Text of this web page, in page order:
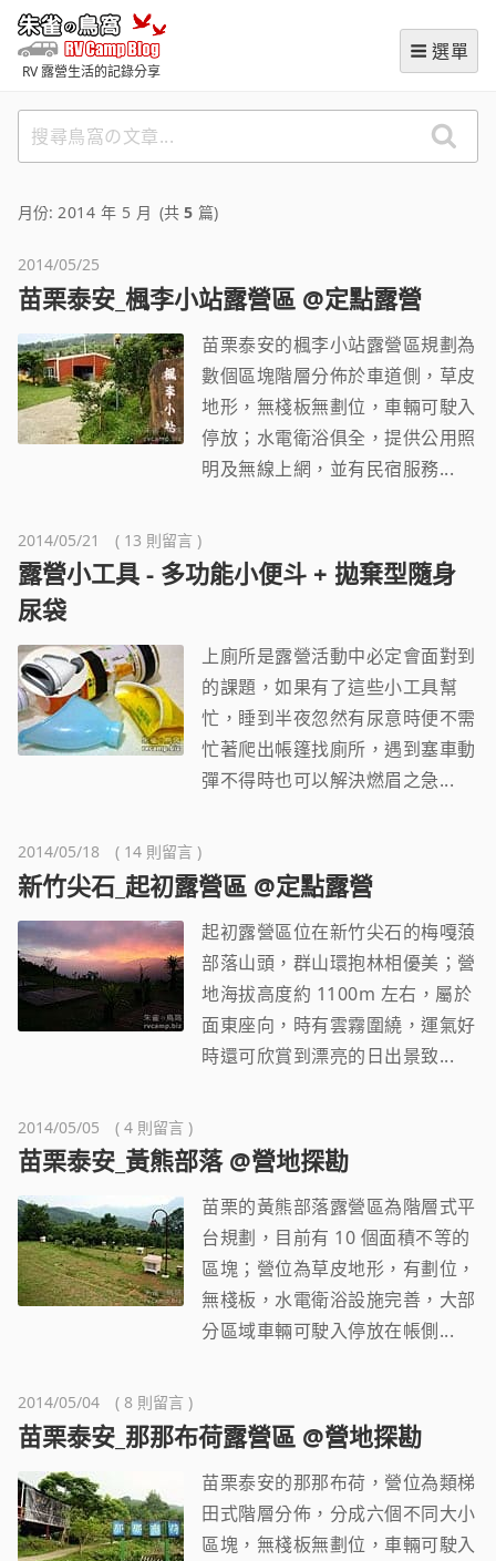
至
內
朱雀の鳥窩
RV 露營生活的記錄分享
選單
搜
尋
窩
文
章
月份: 2014 年 5 月 (共 5 篇)
2014/05/25
苗栗泰安_楓李小站露營區 @定點露營
苗栗泰安的楓李小站露營區規劃為
數個區塊階層分佈於車道側，草皮
地形，無棧板無劃位，車輛可駛入
停放；水電衛浴俱全，提供公用照
明及無線上網，並有民宿服務...
2014/05/21 ( 13 則留言 )
露營小工具 - 多功能小便斗 + 拋棄型隨身
尿袋
上廁所是露營活動中必定會面對到
的課題，如果有了這些小工具幫
忙，睡到半夜忽然有尿意時便不需
忙著爬出帳篷找廁所，遇到塞車動
彈不得時也可以解決燃眉之急...
2014/05/18 ( 14 則留言 )
新竹尖石_起初露營區 @定點露營
起初露營區位在新竹尖石的梅嘎蒗
部落山頭，群山環抱林相優美；營
地海拔高度約 1100m 左右，屬於
面東座向，時有雲霧圍繞，運氣好
時還可欣賞到漂亮的日出景致...
2014/05/05 ( 4 則留言 )
苗栗泰安_黃熊部落 @營地探勘
苗栗的黃熊部落露營區為階層式平
台規劃，目前有 10 個面積不等的
區塊；營位為草皮地形，有劃位，
無棧板，水電衛浴設施完善，大部
分區域車輛可駛入停放在帳側...
2014/05/04 ( 8 則留言 )
苗栗泰安_那那布荷露營區 @營地探勘
苗栗泰安的那那布荷，營位為類梯
田式階層分佈，分成六個不同大小
區塊，無棧板無劃位，車輛可駛入